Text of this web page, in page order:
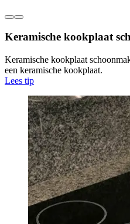
Keramische kookplaat
Keramische kookplaat
een keramische kookplaat.
Lees tip